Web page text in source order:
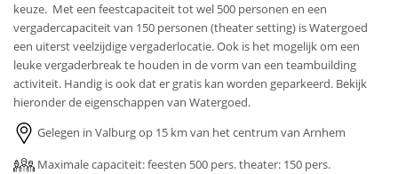
keuze. Met een feestcapaciteit tot wel 500 personen en een
vergadercapaciteit van 150 personen (theater setting) is Watergoed
een uiterst veelzijdige vergaderlocatie. Ook is het mogelijk om een
leuke vergaderbreak te houden in de vorm van een teambuilding
activiteit. Handig is ook dat er gratis kan worden geparkeerd. Bekijk
hieronder de eigenschappen van Watergoed.
Gelegen in Valburg op 15 km van het centrum van Arnhem
Maximale capaciteit: feesten 500 pers. theater: 150 pers.